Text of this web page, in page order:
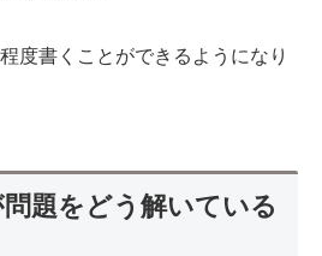
度書くことができるようになり
題をどう解いている